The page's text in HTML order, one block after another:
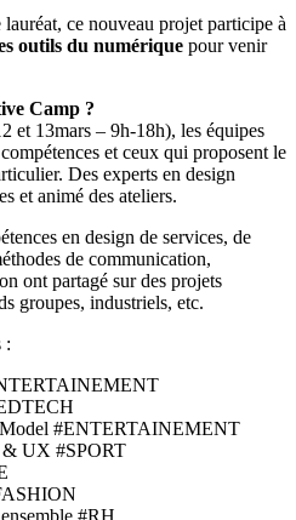
ce nouveau projet participe à
outils du numérique pour venir
Camp ?
et 13mars – 9h-18h), les équipes
et ceux qui proposent le
Des experts en design
et animé des ateliers.
en design de services, de
de communication,
ont partagé sur des projets
groupes, industriels, etc.
:
#ENTERTAINEMENT
& UX #SPORT